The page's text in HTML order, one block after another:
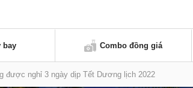
bay Combo đồng giá
được nghỉ 3 ngày dịp Tết Dương lịch 2022